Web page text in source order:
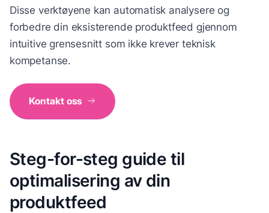
Disse verktøyene kan automatisk analysere og
forbedre din eksisterende produktfeed gjennom
intuitive grensesnitt som ikke krever teknisk
kompetanse.
Kontakt oss
Steg-for-steg guide til
optimalisering av din
produktfeed